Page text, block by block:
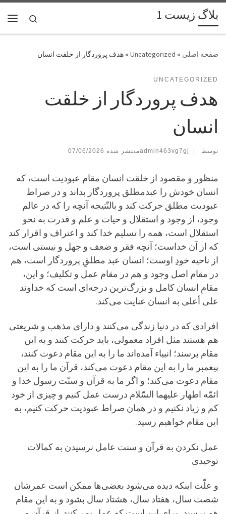
پرش به محتوا بلاگ زیست 1
Search
»
Uncategorized
» هدف پروردگار از خلقت انسان
UNCATEGORIZED
هدف پروردگار از خلقت
انسان
توسط admin463vg7gj |
07/06/2026
منظور و مقصود از خلقت انسان مقام عبودیت است، كه
انسان خودش را عبدمطلق پروردگار بداند و در صراط
عبودیت مطلق حركت كند و بالنّتیجه آنچه را كه در عالم
وجود، از وجود و استقلال و حیات و علم و قدرت به نحو
استقلال است، همه را تسلیم خدا كند و اعتراف و اقرار كند
كه از آن خداست؛ آنچه فقر و ضعف و جهل و نیستی است،
از ناحیه خودِ اوست؛ انسان عبد مطلقِ پروردگار است، هم
در مقام اصل وجود و هم در مقام عمل و تكلیف؛ و این،
مقامِ انسان كامل و بزرگ‌ترین درجه‌ای است كه خداوند
علی أعلی به انسان عنایت می‌كند.
افرادی كه در دنیا زندگی می‌كنند و دارای مذهب و شریعتی
هم هستند مثل افراد معمولی، باید حركت كنند و به این
مقام برسند؛ انبیاء آمده‌اند ما را به این مقام دعوت كنند،
پیغمبر ما را به این مقام دعوت می‌كند، قرآن ما را به این
مقام دعوت می‌كند؛ و اگر ما به قرآن و سنّت رسول خدا و
ائمّه اطهار علیهما السّلام درست عمل كنیم و چیزی از خود
كم و زیاد نكنیم و در همان صراط عبودیت حركت كنیم، به
این مقام خواهیم رسید.
عمل نکردن به قرآن و سنت عامل نرسیدن به كمالات
توحیدی
و علّت اینكه دیده می‌شود بعضی‌ها ممكن است عمرشان
شصت سال، هفتاد سال، هشتاد سال بشود و به این مقام